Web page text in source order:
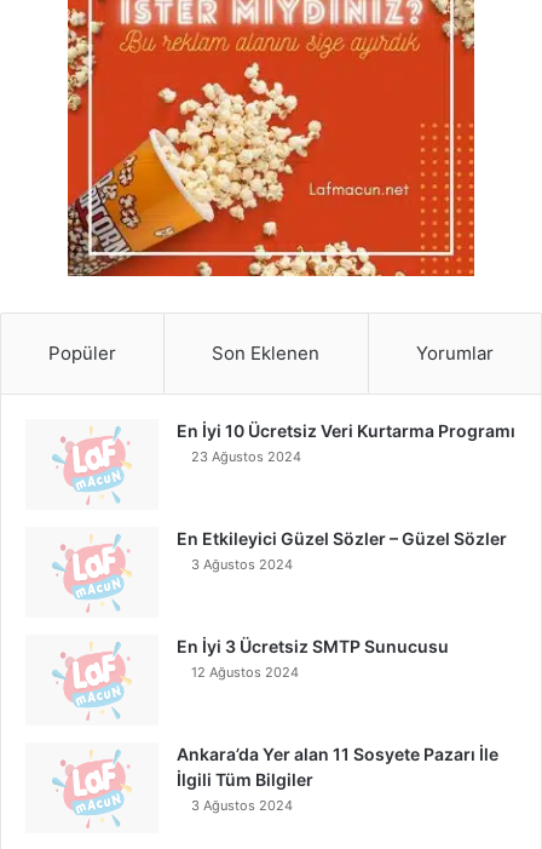
Popüler Son Eklenen Yorumlar
En İyi 10 Ücretsiz Veri Kurtarma Programı
23 Ağustos 2024
En Etkileyici Güzel Sözler – Güzel Sözler
3 Ağustos 2024
En İyi 3 Ücretsiz SMTP Sunucusu
12 Ağustos 2024
Ankara’da Yer alan 11 Sosyete Pazarı İle
İlgili Tüm Bilgiler
3 Ağustos 2024